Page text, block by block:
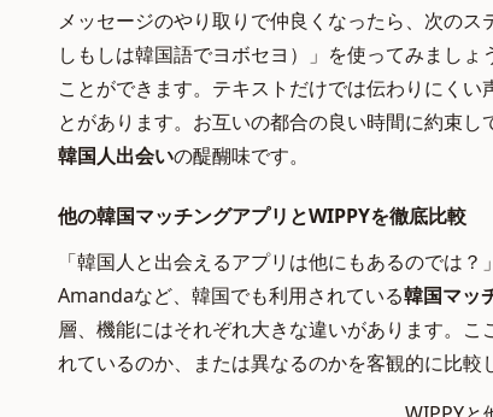
メッセージのやり取りで仲良くなったら、次の
しもしは韓国語でヨボセヨ）」を使ってみまし
ことができます。テキストだけでは伝わりにく
とがあります。お互いの都合の良い時間に約束
韓国人出会いの醍醐味です。
他の韓国マッチングアプリとWIPPYを徹底比較
「韓国人と出会えるアプリは他にもあるのでは
Amandaなど、韓国でも利用されている韓国マッ
層、機能にはそれぞれ大きな違いがあります。
れているのか、または異なるのかを客観的に比較